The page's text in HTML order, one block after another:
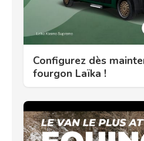
Configurez dès
fourgon Laïka !